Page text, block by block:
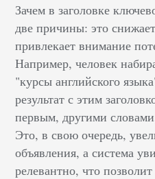
Зачем в заголовке
две причины: это
привлекает внимание
Например, человек
"курсы английского
результат с этим
первым, другими
Это, в свою очередь,
объявления, а система
релевантно, что